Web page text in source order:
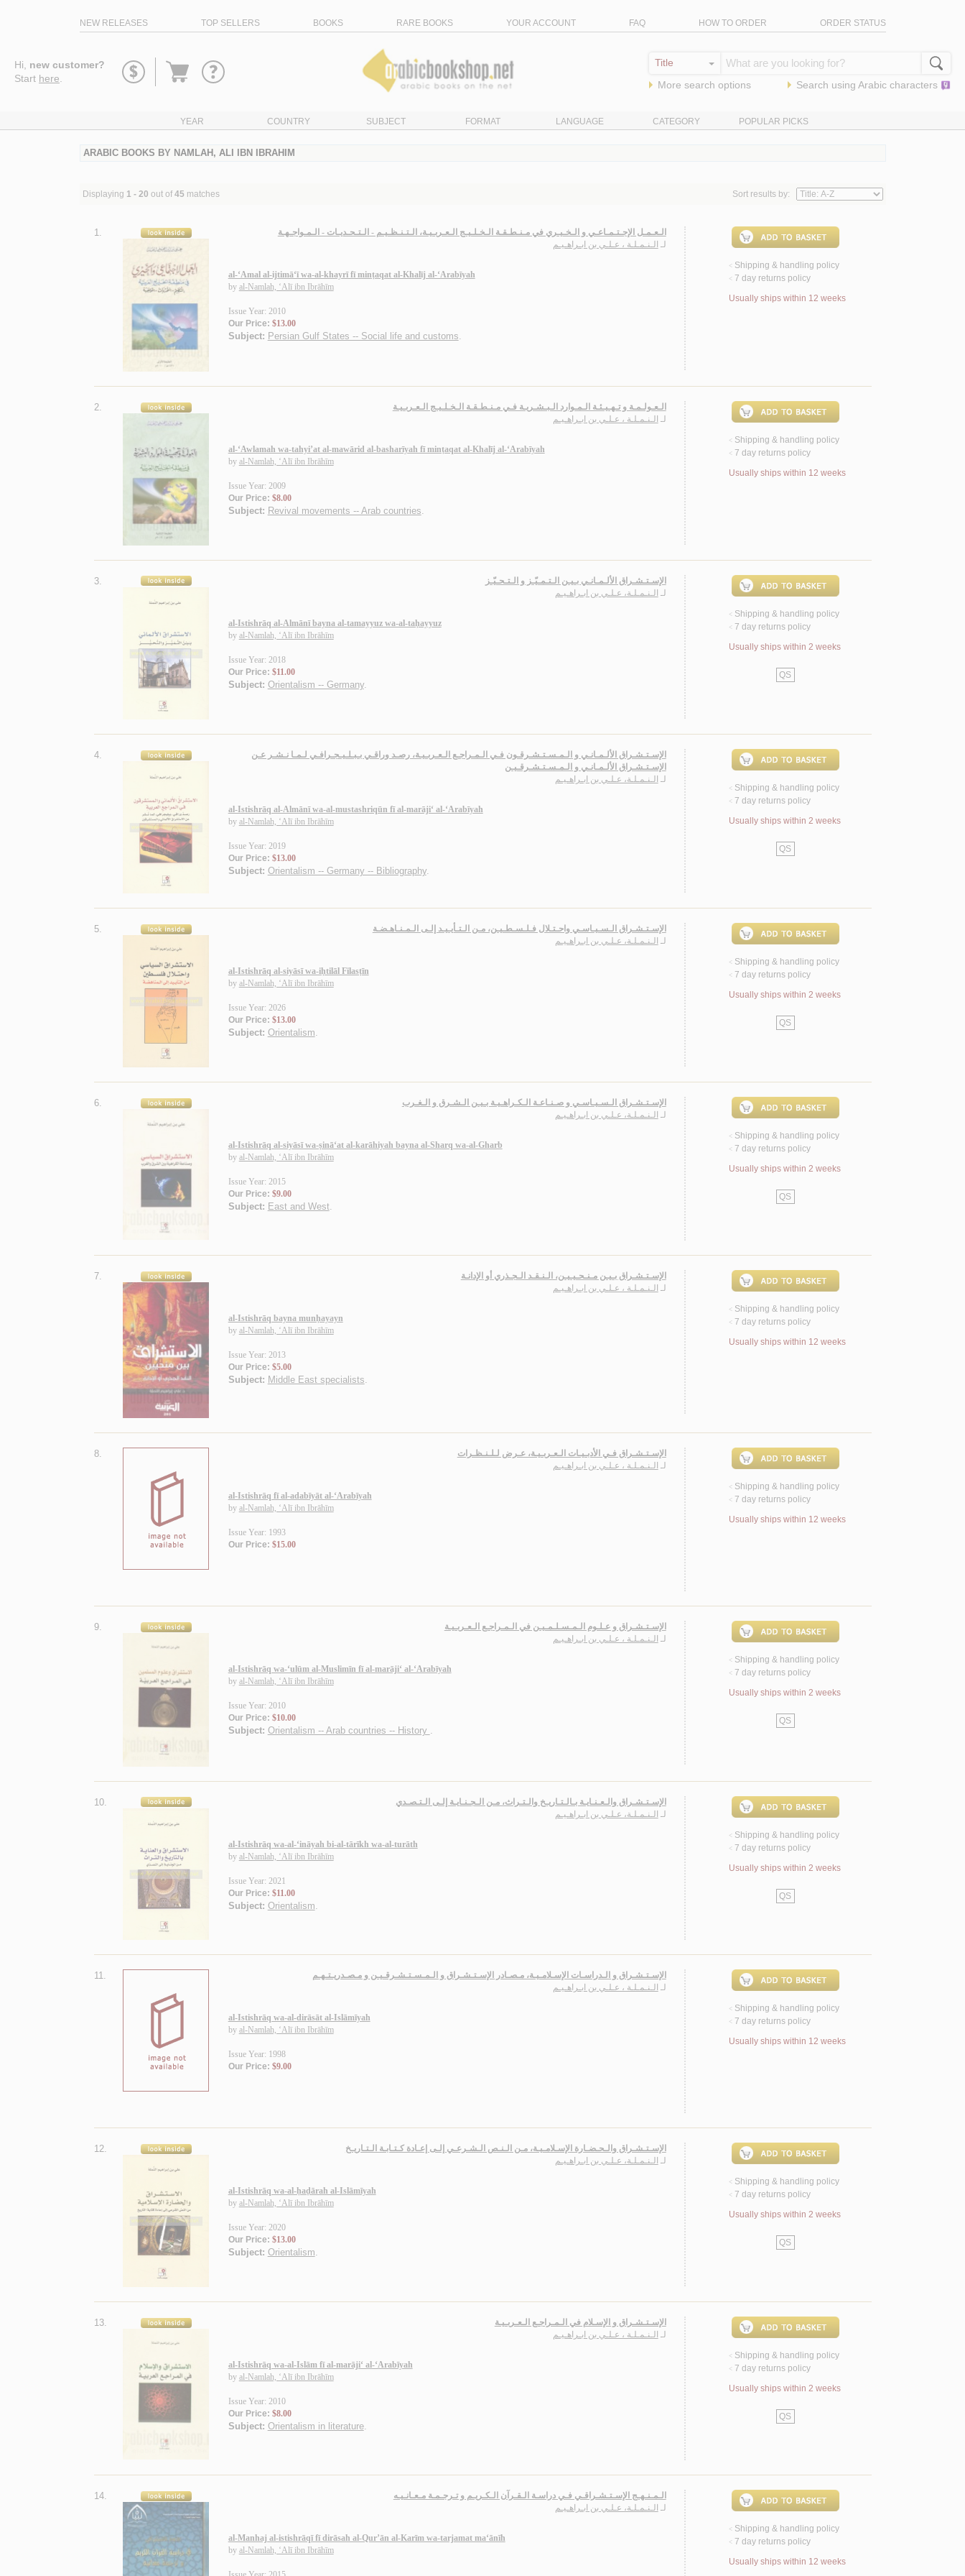
NEW RELEASES TOP SELLERS BOOKS RARE BOOKS YOUR ACCOUNT FAQ HOW TO ORDER ORDER STATUS
Hi, new customer?
Start here
Go
More search options Search using Arabic characters
YEAR COUNTRY SUBJECT FORMAT LANGUAGE CATEGORY POPULAR PICKS
ARABIC BOOKS BY NAMLAH, ALI IBN IBRAHIM
Displaying 1 - 20 out of 45 matches Sort results by:
1.
الـعـمـل الإجـتـمـاعـي و الـخـيـري في مـنـطـقـة الـخـلـيـج الـعـربـيـة، الـتـنـظـيـم - الـتـحـديـات - الـمـواجـهـة
لـ الـنـمـلـة ، عـلـي بن ابـراهـيـم
al-‘Amal al-ijtimā‘ī wa-al-khayrī fī minṭaqat al-Khalīj al-‘Arabīyah
by al-Namlah, ‘Alī ibn Ibrāhīm
Issue Year: 2010
Our Price: $13.00
Subject: Persian Gulf States -- Social life and customs.
< Shipping & handling policy
< 7 day returns policy
Usually ships within 12 weeks
2.
الـعـولـمـة و تـهـيـئـة الـمـوارد الـبـشـريـة فـي مـنـطـقـة الـخـلـيـج الـعـربـيـة
لـ الـنـمـلـة ، عـلـي بن ابـراهـيـم
al-‘Awlamah wa-tahyi’at al-mawārid al-basharīyah fī minṭaqat al-Khalīj al-‘Arabīyah
by al-Namlah, ‘Alī ibn Ibrāhīm
Issue Year: 2009
Our Price: $8.00
Subject: Revival movements -- Arab countries.
< Shipping & handling policy
< 7 day returns policy
Usually ships within 12 weeks
3.
الإسـتـشـراق الألـمـانـي بـيـن الـتـمـيّـز و الـتـحـيّـز
لـ
الـنـمـلـة، عـلـي بن ابـراهـيـم
al-Istishrāq al-Almānī bayna al-tamayyuz wa-al-taḥayyuz
by al-Namlah, ‘Alī ibn Ibrāhīm
Issue Year: 2018
Our Price: $11.00
Subject: Orientalism -- Germany.
< Shipping & handling policy
< 7 day returns policy
Usually ships within 2 weeks
QS
4.
الإسـتـشـراق الألـمـانـي و الـمـسـتـشـرقـون فـي الـمـراجـع الـعـربـيـة، رصـد وراقـي بـبـلـيـجـرافـي لـمـا نـشـر عـن
الإسـتـشـراق الألـمـانـي و الـمـسـتـشـرقـيـن
لـ الـنـمـلـة، عـلـي بن ابـراهـيـم
al-Istishrāq al-Almānī wa-al-mustashriqūn fī al-marāji‘ al-‘Arabīyah
by al-Namlah, ‘Alī ibn Ibrāhīm
Issue Year: 2019
Our Price: $13.00
Subject: Orientalism -- Germany -- Bibliography.
< Shipping & handling policy
< 7 day returns policy
Usually ships within 2 weeks
QS
5.
الإسـتـشـراق الـسـيـاسـي واحـتـلال فـلـسـطـيـن، مـن الـتـأيـيـد إلـى الـمـنـاهـضـة
لـ الـنـمـلـة، عـلـي بن ابـراهـيـم
al-Istishrāq al-siyāsī wa-iḥtilāl Filasṭīn
by al-Namlah, ‘Alī ibn Ibrāhīm
Issue Year: 2026
Our Price: $13.00
Subject: Orientalism.
< Shipping & handling policy
< 7 day returns policy
Usually ships within 2 weeks
QS
6.
الإسـتـشـراق الـسـيـاسـي و صـنـاعـة الـكـراهـيـة بـيـن الـشـرق و الـغـرب
لـ الـنـمـلـة، عـلـي بن ابـراهـيـم
al-Istishrāq al-siyāsī wa-ṣinā‘at al-karāhiyah bayna al-Sharq wa-al-Gharb
by al-Namlah, ‘Alī ibn Ibrāhīm
Issue Year: 2015
Our Price: $9.00
Subject: East and West.
< Shipping & handling policy
< 7 day returns policy
Usually ships within 2 weeks
QS
7.
الإسـتـشـراق بـيـن مـنـحـيـيـن، الـنـقـد الـجـذري أو الإدانـة
لـ الـنـمـلـة ، عـلـي بن ابـراهـيـم
al-Istishrāq bayna munḥayayn
by al-Namlah, ‘Alī ibn Ibrāhīm
Issue Year: 2013
Our Price: $5.00
Subject: Middle East specialists.
< Shipping & handling policy
< 7 day returns policy
Usually ships within 12 weeks
8.
الإسـتـشـراق فـي الأدبـيـات الـعـربـيـة، عـرض لـلـنـظـرات
لـ الـنـمـلـة ، عـلـي بن ابـراهـيـم
al-Istishrāq fī al-adabīyāt al-‘Arabīyah
by al-Namlah, ‘Alī ibn Ibrāhīm
Issue Year: 1993
Our Price: $15.00
< Shipping & handling policy
< 7 day returns policy
Usually ships within 12 weeks
9.
الإسـتـشـراق و عـلـوم الـمـسـلـمـيـن في الـمـراجـع الـعـربـيـة
لـ الـنـمـلـة ، عـلـي بن ابـراهـيـم
al-Istishrāq wa-‘ulūm al-Muslimīn fī al-marāji‘ al-‘Arabīyah
by al-Namlah, ‘Alī ibn Ibrāhīm
Issue Year: 2010
Our Price: $10.00
Subject: Orientalism -- Arab countries -- History .
< Shipping & handling policy
< 7 day returns policy
Usually ships within 2 weeks
QS
10.
الإسـتـشـراق والـعـنـايـة بـالـتـاريـخ والـتـراث، مـن الـجـنـايـة إلـى الـتـصـدي
لـ
الـنـمـلـة، عـلـي بن ابـراهـيـم
al-Istishrāq wa-al-‘ināyah bi-al-tārīkh wa-al-turāth
by al-Namlah, ‘Alī ibn Ibrāhīm
Issue Year: 2021
Our Price: $11.00
Subject: Orientalism
< Shipping & handling policy
< 7 day returns policy
Usually ships within 2 weeks
QS
11.
الإسـتـشـراق و الـدراسـات الإسـلامـيـة، مـصـادر الإسـتـشـراق و الـمـسـتـشـرقـيـن و مـصـدريـتـهـم
لـ الـنـمـلـة ، عـلـي بن ابـراهـيـم
al-Istishrāq wa-al-dirāsāt al-Islāmīyah
by al-Namlah, ‘Alī ibn Ibrāhīm
Issue Year: 1998
Our Price: $9.00
< Shipping & handling policy
< 7 day returns policy
Usually ships within 12 weeks
12.
الإسـتـشـراق والـحـضـارة الإسـلامـيـة، مـن الـنـص الـشـرعـي إلـى إعـادة كـتـابـة الـتـاريـخ
لـ الـنـمـلـة، عـلـي بن ابـراهـيـم
al-Istishrāq wa-al-ḥaḍārah al-Islāmīyah
by al-Namlah, ‘Alī ibn Ibrāhīm
Issue Year: 2020
Our Price: $13.00
Subject: Orientalism.
< Shipping & handling policy
< 7 day returns policy
Usually ships within 2 weeks
QS
13.
الإسـتـشـراق و الإسـلام في الـمـراجـع الـعـربـيـة
لـ
الـنـمـلـة ، عـلـي بن ابـراهـيـم
al-Istishrāq wa-al-Islām fī al-marāji‘ al-‘Arabīyah
by al-Namlah, ‘Alī ibn Ibrāhīm
Issue Year: 2010
Our Price: $8.00
Subject: Orientalism in literature.
< Shipping & handling policy
< 7 day returns policy
Usually ships within 2 weeks
QS
14.
الـمـنـهـج الإسـتـشـراقـي فـي دراسـة الـقـرآن الـكـريـم و تـرجـمـة مـعـانـيـه
لـ
الـنـمـلـة، عـلـي بن ابـراهـيـم
al-Manhaj al-istishrāqī fī dirāsah al-Qur’ān al-Karīm wa-tarjamat ma‘ānīh
by al-Namlah, ‘Alī ibn Ibrāhīm
< Shipping & handling policy
< 7 day returns policy
Usually ships within 12 weeks